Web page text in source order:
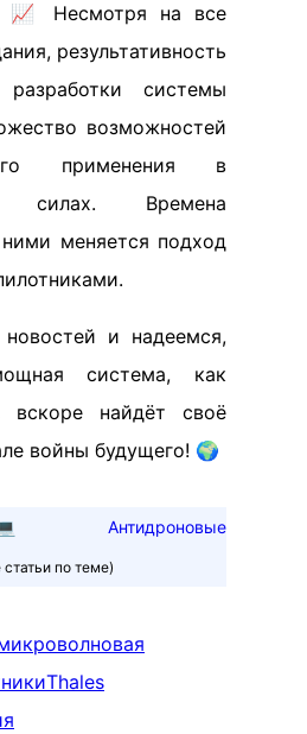
📈 Несмотря на все
результативность
системы
возможностей
применения в
силах. Времена
меняется подход
и надеемся,
система, как
вскоре найдёт своё
войны будущего! 🌍
💻
Антидроновые
статьи по теме)
Thales